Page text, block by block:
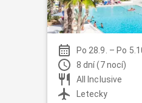
Po 28.9. – Po
8 dní (7 nocí)
All Inclusive
Letecky